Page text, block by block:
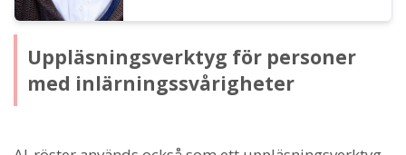
Uppläsningsverktyg för personer
med inlärningssvårigheter